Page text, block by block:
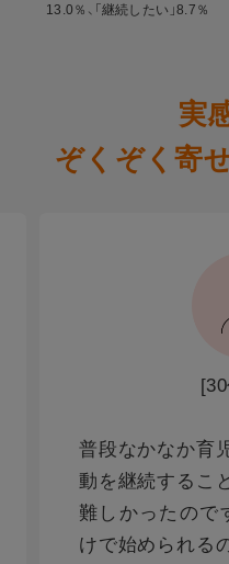
13.0％、「継続したい」8.7％
実
ぞくぞく寄
普段なかなか育
動を継続するこ
難しかったので
けで始められる